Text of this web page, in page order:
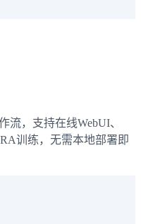
流，支持在线WebUI、
训练，无需本地部署即